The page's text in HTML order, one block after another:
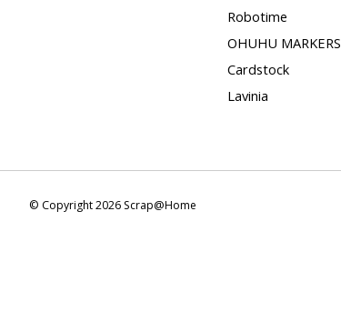
Robotime
OHUHU MARKERS
Cardstock
Lavinia
© Copyright 2026 Scrap@Home